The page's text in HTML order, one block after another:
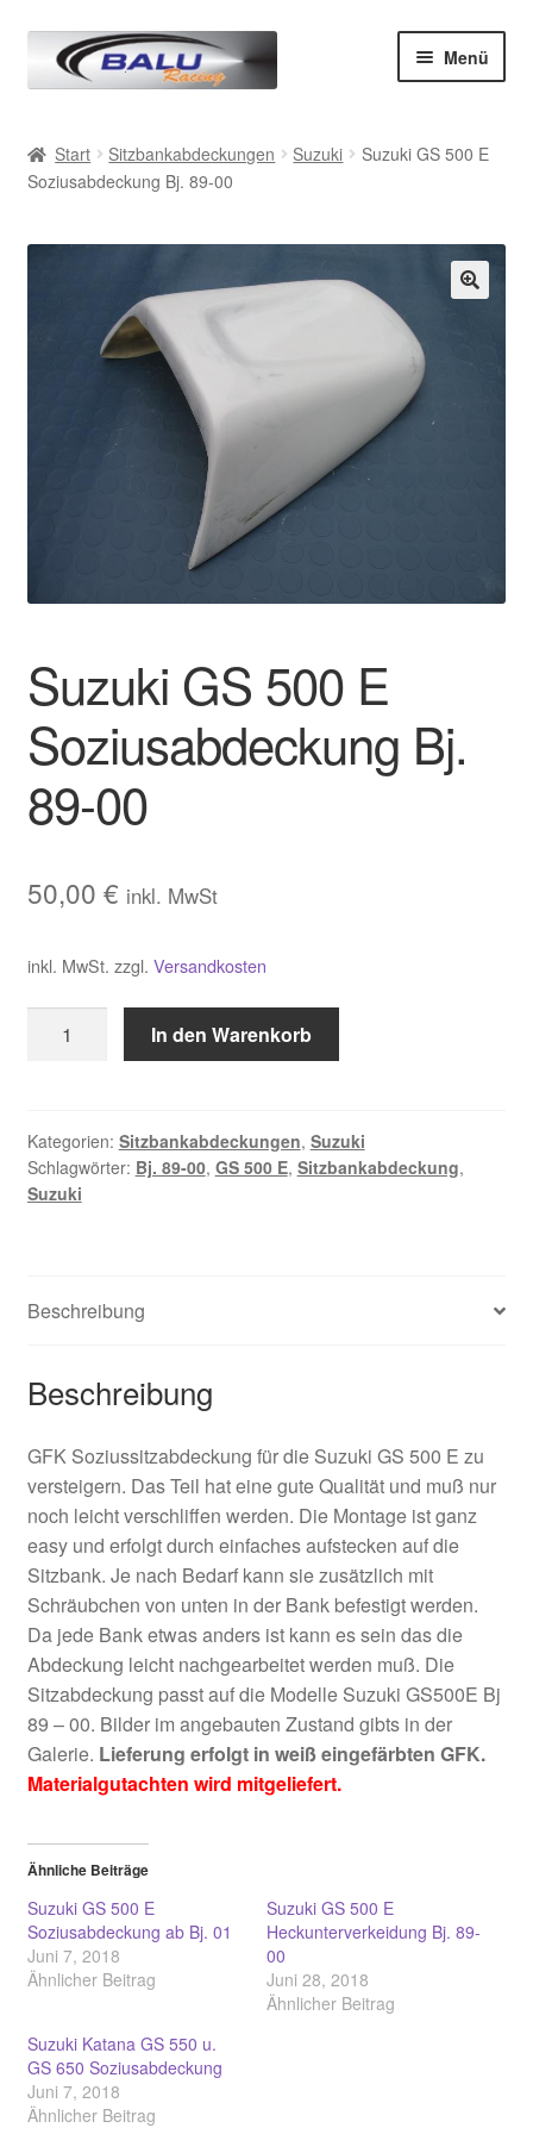
Navigation
Zum
Inhalt
Menü
AGB
Datenschutz
Zahlungsarten und Versand
Start Sitzbankabdeckungen Suzuki
Suzuki GS 500 E
Soziusabdeckung Bj. 89-00
Suzuki GS 500 E
Soziusabdeckung Bj.
89-00
50,00 € inkl. MwSt
inkl. MwSt. zzgl. Versandkosten
Soziusabdeckung
Bj.
89-
In den Warenkorb
Kategorien: Sitzbankabdeckungen, Suzuki
Schlagwörter: Bj. 89-00, GS 500 E, Sitzbankabdeckung,
Suzuki
Beschreibung
Beschreibung
GFK Soziussitzabdeckung für die Suzuki GS 500 E zu
versteigern. Das Teil hat eine gute Qualität und muß nur
noch leicht verschliffen werden. Die Montage ist ganz
easy und erfolgt durch einfaches aufstecken auf die
Sitzbank. Je nach Bedarf kann sie zusätzlich mit
Schräubchen von unten in der Bank befestigt werden.
Da jede Bank etwas anders ist kann es sein das die
Abdeckung leicht nachgearbeitet werden muß. Die
Sitzabdeckung passt auf die Modelle Suzuki GS500E Bj
89 – 00. Bilder im angebauten Zustand gibts in der
Galerie. Lieferung erfolgt in weiß eingefärbten GFK.
Materialgutachten wird mitgeliefert.
Ähnliche Beiträge
Suzuki GS 500 E
Soziusabdeckung ab Bj. 01
Juni 7, 2018
Ähnlicher Beitrag
Suzuki GS 500 E
Heckunterverkeidung Bj. 89-
00
Juni 28, 2018
Ähnlicher Beitrag
Suzuki Katana GS 550 u.
GS 650 Soziusabdeckung
Juni 7, 2018
Ähnlicher Beitrag